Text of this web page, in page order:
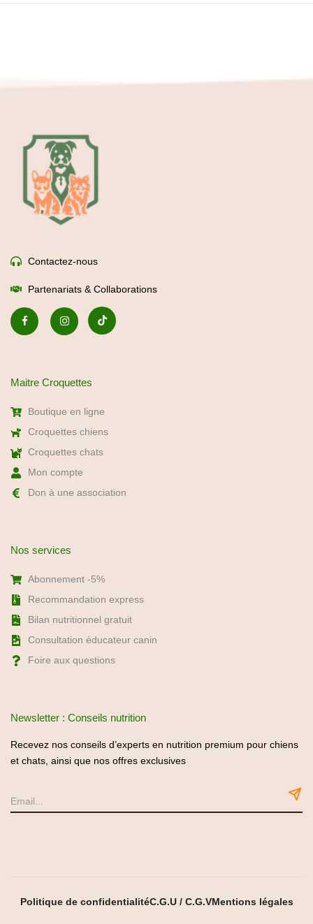
Contactez-nous
Partenariats & Collaborations
Maitre Croquettes
Boutique en ligne
Croquettes chiens
Croquettes chats
Mon compte
Don à une association
Nos services
Abonnement -5%
Recommandation express
Bilan nutritionnel gratuit
Consultation éducateur canin
Foire aux questions
Newsletter : Conseils nutrition
Recevez nos conseils d’experts en nutrition premium pour chiens
et chats, ainsi que nos offres exclusives
Politique de confidentialitéC.G.U / C.G.VMentions légales